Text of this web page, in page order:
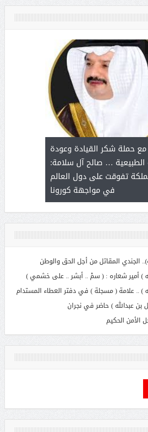
مع
بنت
مع حملة شكر القيادة وعودة
الطبيعية … صالح آل سلامة:
تفوقت على دول العالم
في مواجهة كورونا
الجندي المقاتل من أجل الحق والوطن
) أمير شعاره : ( سمْ .. أبشر .. على خشمي )
) .. علامة ( مسجلة ) في دفتر العطاء المستدام
بن عبدالله ) حاضر في نجران
الأمن الحكيم